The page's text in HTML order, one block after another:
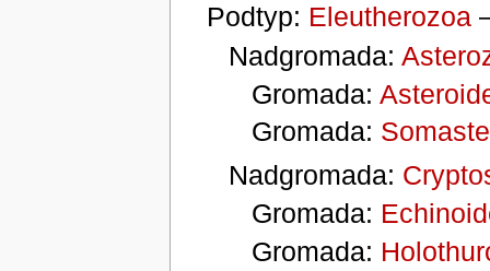
Podtyp: Eleutherozoa
Nadgromada:
Gromada:
Gromada:
Nadgromada:
Gromada:
Gromada: